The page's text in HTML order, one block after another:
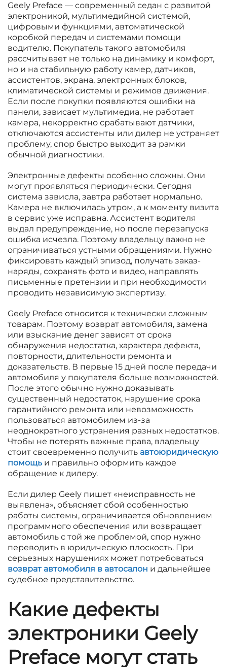
Geely Preface — современный седан с развитой
электроникой, мультимедийной системой,
цифровыми функциями, автоматической
коробкой передач и системами помощи
водителю. Покупатель такого автомобиля
рассчитывает не только на динамику и комфорт,
но и на стабильную работу камер, датчиков,
ассистентов, экрана, электронных блоков,
климатической системы и режимов движения.
Если после покупки появляются ошибки на
панели, зависает мультимедиа, не работает
камера, некорректно срабатывают датчики,
отключаются ассистенты или дилер не устраняет
проблему, спор быстро выходит за рамки
обычной диагностики.
Электронные дефекты особенно сложны. Они
могут проявляться периодически. Сегодня
система зависла, завтра работает нормально.
Камера не включилась утром, а к моменту визита
в сервис уже исправна. Ассистент водителя
выдал предупреждение, но после перезапуска
ошибка исчезла. Поэтому владельцу важно не
ограничиваться устными обращениями. Нужно
фиксировать каждый эпизод, получать заказ-
наряды, сохранять фото и видео, направлять
письменные претензии и при необходимости
проводить независимую экспертизу.
Geely Preface относится к технически сложным
товарам. Поэтому возврат автомобиля, замена
или взыскание денег зависят от срока
обнаружения недостатка, характера дефекта,
повторности, длительности ремонта и
доказательств. В первые 15 дней после передачи
автомобиля у покупателя больше возможностей.
После этого обычно нужно доказывать
существенный недостаток, нарушение срока
гарантийного ремонта или невозможность
пользоваться автомобилем из-за
неоднократного устранения разных недостатков.
Чтобы не потерять важные права, владельцу
стоит своевременно получить автоюридическую
помощь и правильно оформить каждое
обращение к дилеру.
Если дилер Geely пишет «неисправность не
выявлена», объясняет сбой особенностью
работы системы, ограничивается обновлением
программного обеспечения или возвращает
автомобиль с той же проблемой, спор нужно
переводить в юридическую плоскость. При
серьезных нарушениях может потребоваться
возврат автомобиля в автосалон и дальнейшее
судебное представительство.
Какие дефекты
электроники Geely
Preface могут стать